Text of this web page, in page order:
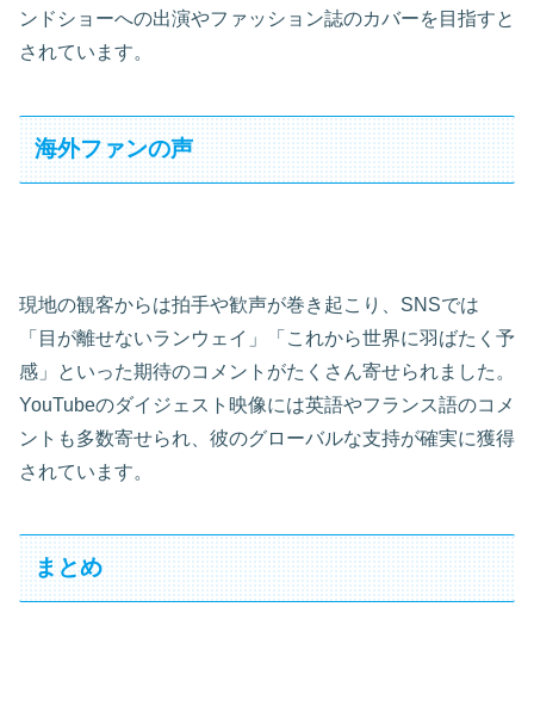
ンドショーへの出演やファッション誌のカバーを目指すと
されています。
海外ファンの声
現地の観客からは拍手や歓声が巻き起こり、SNSでは
「目が離せないランウェイ」「これから世界に羽ばたく予
感」といった期待のコメントがたくさん寄せられました。
YouTubeのダイジェスト映像には英語やフランス語のコメ
ントも多数寄せられ、彼のグローバルな支持が確実に獲得
されています。
まとめ